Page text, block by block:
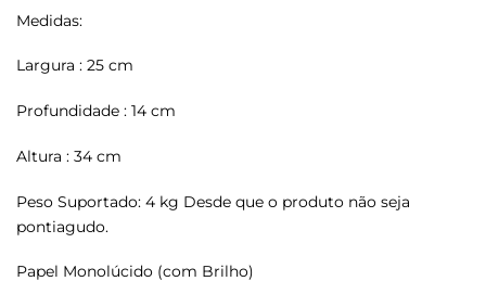
Medidas:
Largura : 25 cm
Profundidade : 14 cm
Altura : 34 cm
Peso Suportado: 4 kg Desde que o produto não seja
pontiagudo.
Papel Monolúcido (com Brilho)